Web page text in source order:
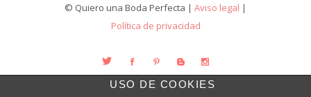
© Quiero una Boda Perfecta | Aviso legal |
Política de privacidad
USO DE COOKIES